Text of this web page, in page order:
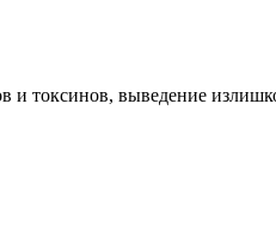
токсинов, выведение